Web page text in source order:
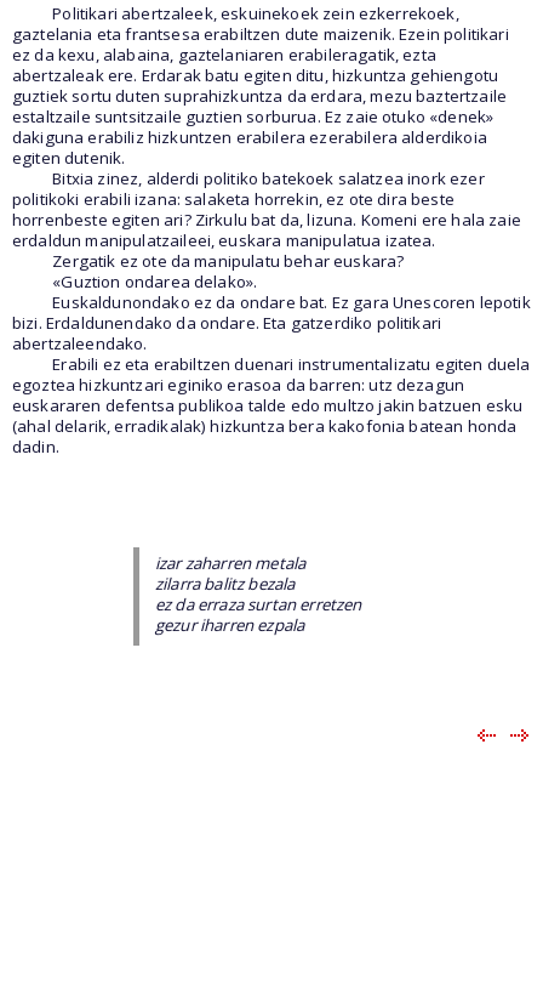
Politikari abertzaleek, eskuinekoek zein ezkerrekoek,
gaztelania eta frantsesa erabiltzen dute maizenik. Ezein politikari
ez da kexu, alabaina, gaztelaniaren erabileragatik, ezta
abertzaleak ere. Erdarak batu egiten ditu, hizkuntza gehiengotu
guztiek sortu duten suprahizkuntza da erdara, mezu baztertzaile
estaltzaile suntsitzaile guztien sorburua. Ez zaie otuko «denek»
dakiguna erabiliz hizkuntzen erabilera ezerabilera alderdikoia
egiten dutenik.
Bitxia zinez, alderdi politiko batekoek salatzea inork ezer
politikoki erabili izana: salaketa horrekin, ez ote dira beste
horrenbeste egiten ari? Zirkulu bat da, lizuna. Komeni ere hala zaie
erdaldun manipulatzaileei, euskara manipulatua izatea.
Zergatik ez ote da manipulatu behar euskara?
«Guztion ondarea delako».
Euskaldunondako ez da ondare bat. Ez gara Unescoren lepotik
bizi. Erdaldunendako da ondare. Eta gatzerdiko politikari
abertzaleendako.
Erabili ez eta erabiltzen duenari instrumentalizatu egiten duela
egoztea hizkuntzari eginiko erasoa da barren: utz dezagun
euskararen defentsa publikoa talde edo multzo jakin batzuen esku
(ahal delarik, erradikalak) hizkuntza bera kakofonia batean honda
dadin.
izar zaharren metala
zilarra balitz bezala
ez da erraza surtan erretzen
gezur iharren ezpala